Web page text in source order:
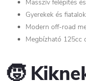
Masszív felépítés
Gyerekek és
Modern off-road
Megbízható 125cc
🧒